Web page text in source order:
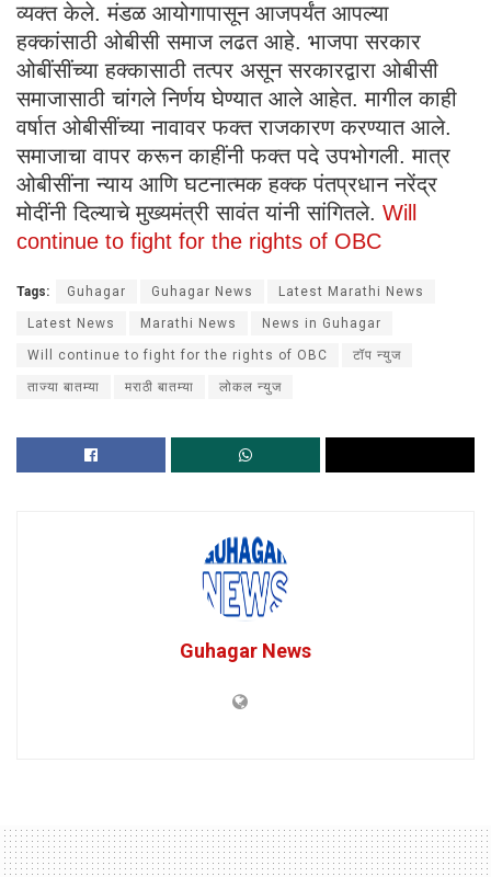
व्यक्त केले. मंडळ आयोगापासून आजपर्यंत आपल्या
हक्कांसाठी ओबीसी समाज लढत आहे. भाजपा सरकार
ओबींसींच्या हक्कासाठी तत्पर असून सरकारद्वारा ओबीसी
समाजासाठी चांगले निर्णय घेण्यात आले आहेत. मागील काही
वर्षात ओबीसींच्या नावावर फक्त राजकारण करण्यात आले.
समाजाचा वापर करून काहींनी फक्त पदे उपभोगली. मात्र
ओबीसींना न्याय आणि घटनात्मक हक्क पंतप्रधान नरेंद्र
मोदींनी दिल्याचे मुख्यमंत्री सावंत यांनी सांगितले. Will
continue to fight for the rights of OBC
Tags: Guhagar Guhagar News Latest Marathi News
Latest News Marathi News News in Guhagar
Will continue to fight for the rights of OBC टॉप न्युज
ताज्या बातम्या मराठी बातम्या लोकल न्युज
Guhagar News